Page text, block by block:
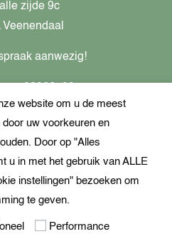
zijde 9c
Veenendaal
aanwezig!
nl862437301B01
Whatsapp
ons
website om u de meest
uw voorkeuren en
Door op "Alles
u in met het gebruik van ALLE
instellingen" bezoeken om
te geven.
Performance